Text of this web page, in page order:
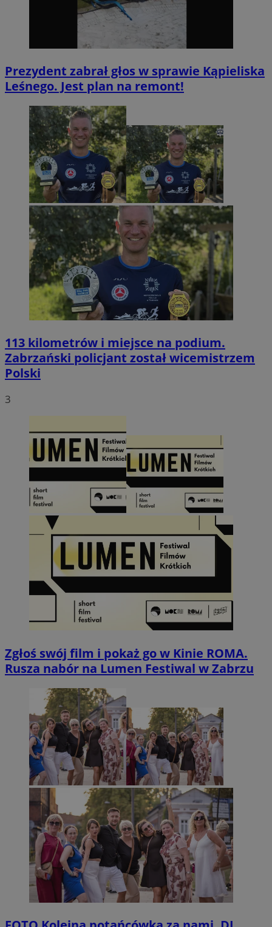
Prezydent zabrał głos w sprawie Kąpieliska
Leśnego. Jest plan na remont!
113 kilometrów i miejsce na podium.
Zabrzański policjant został wicemistrzem
Polski
3
Zgłoś swój film i pokaż go w Kinie ROMA.
Rusza nabór na Lumen Festiwal w Zabrzu